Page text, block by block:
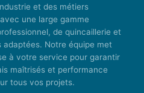
et des métiers
une large gamme
de quincaillerie et
adaptées. Notre équipe met
à votre service pour garantir
maîtrisés et performance
tous vos projets.